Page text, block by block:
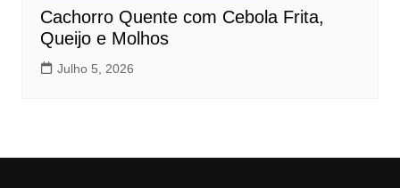
Cachorro Quente com Cebola Frita,
Queijo e Molhos
Julho 5, 2026